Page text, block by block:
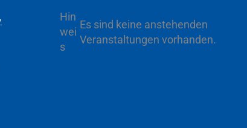
Hin
wei
s
Es sind keine anstehenden
Veranstaltungen vorhanden.